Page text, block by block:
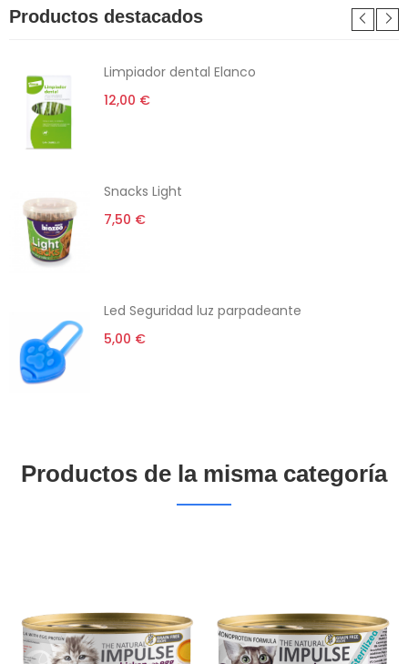
Productos destacados
Limpiador dental Elanco
12,00 €
Snacks Light
7,50 €
Led Seguridad luz parpadeante
5,00 €
Productos de la misma categoría